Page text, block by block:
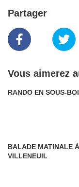
Partager
Vous aimerez
RANDO EN SOUS-
BALADE MATINALE
VILLENEUIL